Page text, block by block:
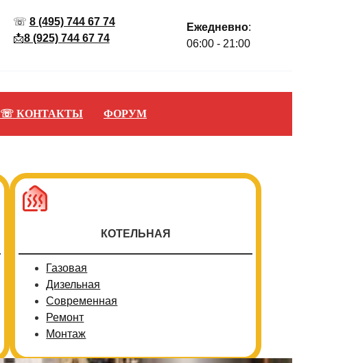
☏ 8 (495) 744 67 74
📩8 (925) 744 67 74
Ежедневно:
06:00 - 21:00
☏ КОНТАКТЫ ФОРУМ
КОТЕЛЬНАЯ
Газовая
Дизельная
Современная
Ремонт
Монтаж